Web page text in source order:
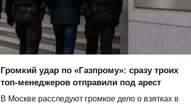
Громкий удар по «Газпрому»: сразу троих
топ-менеджеров отправили под арест
В Москве расследуют громкое дело о взятках в